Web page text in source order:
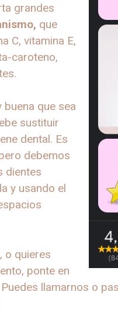
grandes
que
C, vitamina E,
caroteno,
buena que sea
sustituir
dental. Es
debemos
dientes
y usando el
o quieres
ponte en
llamarnos o